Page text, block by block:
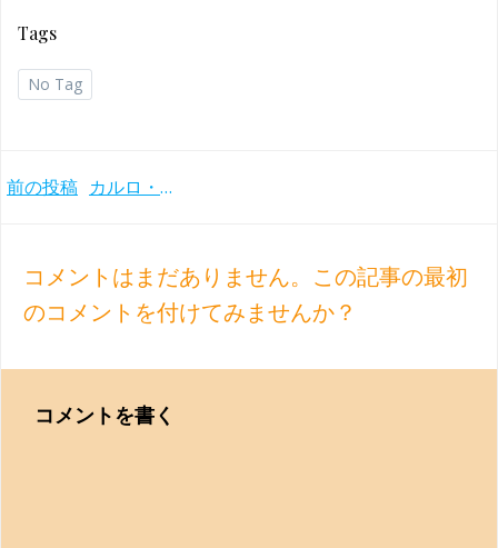
Tags
No Tag
Post
前の投稿 カルロ・マリア・ジュリーニ晩年のミラノ・スカラ座とのゆったりとした個性的なベートーヴェン交響曲選集(1991-93年)
コメントはまだありません。この記事の最初
のコメントを付けてみませんか？
コメントを書く